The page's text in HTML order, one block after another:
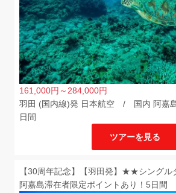
161,000円 ～284,000円
羽田 (国内線)発 日本航空 / 国内 阿嘉
日間
ツアーを見る
【30周年記念】【羽田発】★★シング
阿嘉島滞在者限定ポイントあり！5日間